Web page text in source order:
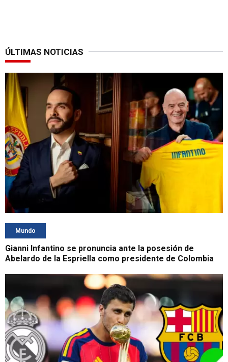
ÚLTIMAS NOTICIAS
Mundo
Gianni Infantino se pronuncia ante la posesión de
Abelardo de la Espriella como presidente de Colombia